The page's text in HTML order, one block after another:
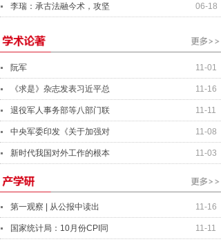
06-18
李瑞：承古法融今术，攻坚
11-01
阮军
11-16
《求是》杂志发表习近平总
11-11
退役军人事务部等八部门联
11-08
中央军委印发《关于加强对
11-03
新时代我国对外工作的根本
11-16
第一观察 | 从公报中读出
11-11
国家统计局：10月份CPI同